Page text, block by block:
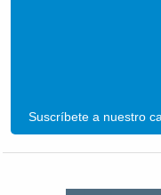
Suscríbete a nuestro